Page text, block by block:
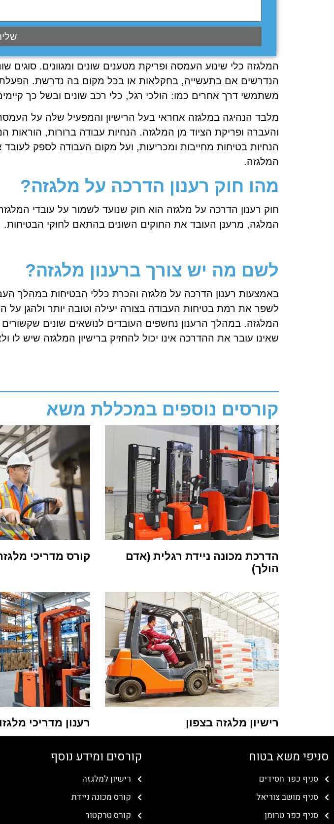
המלגזה כלי שינוע העמסה ופריקת מטענים שונים ומגוונים.
הנדרשים אם בתעשייה, בחקלאות או בכל מקום בה נדרשת. הפעלת
משתמשי דרך אחרים כמו: הולכי רגל, כלי רכב שונים ובשל כך
מלבד הנהיגה במלגזה אחראי בעל הרישיון והמפעיל שלה על
והעברה ופריקת הציוד מן המלגזה. הנחיות עבודה ברורות,
הנחיות בטיחות מחייבות ומכריעות, ועל מקום העבודה לספק
המלגזה.
מהו חוק רענון הדרכה על מלגזה?
חוק רענון הדרכה על מלגזה הוא חוק שנועד לשמור על עובדי
המלגה, מרענן העובד את החוקים השונים בהתאם לחוקי הבטיחות.
לשם מה יש צורך ברענון מלגזה?
באמצעות רענון הדרכה על מלגזה והכרת כללי הבטיחות במהלך
לשפר את רמת בטיחות העבודה בצורה יעילה וטובה יותר ולהגן על
המלגזה. במהלך הרענון נחשפים העובדים לנושאים שונים
שאינו עובר את ההדרכה אינו יכול להחזיק ברישיון המלגזה שיש
קורסים נוספים במכללת משא
הדרכת מכונה ניידת רגלית (אדם
הולך)
קורס מדריכי
רישיון מלגזה בצפון רענון מדריכי
סניפי משא בטוח
סניף כפר חסידים
סניף מושב צוריאל
סניף כפר טרומן
קורסים ומידע נוסף
רישיון למלגזה
קורס מכונה ניידת
קורס טרקטור